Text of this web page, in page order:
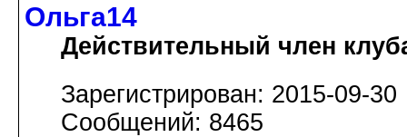
Ольга14
Действительный член
Зарегистрирован: 2015-09-30
Сообщений: 8465